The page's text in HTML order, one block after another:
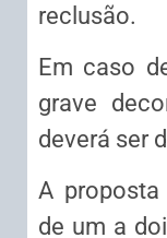
reclusão.
Em caso
grave
deverá ser
A
de um a